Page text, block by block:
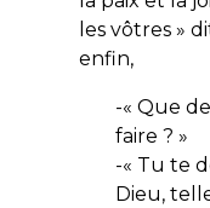
les vôtres »
enfin,
-« Que
faire ? »
-« Tu te
Dieu,